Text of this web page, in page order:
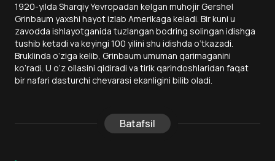
1920-yilda Sharqiy Yevropadan kelgan muhojir Gershel
Grinbaum yaxshi hayot izlab Amerikaga keladi. Bir kuni u
zavodda ishlayotganida tuzlangan bodring solingan idishga
tushib ketadi va keyingi 100 yilini shu idishda o‘tkazadi.
Bruklinda o‘ziga kelib, Grinbaum umuman qarimaganini
ko‘radi. U o‘z oilasini qidiradi va tirik qarindoshlaridan faqat
bir nafari dasturchi chevarasi ekanligini bilib oladi.
Batafsil